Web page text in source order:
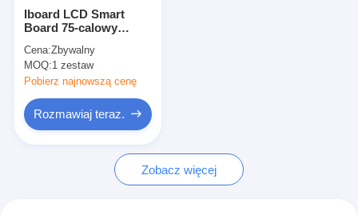
Iboard LCD Smart
Board 75-calowy
dotykowy do klas z
pakietem
oprogramowania
edukacyjnego
Cena:Zbywalny
MOQ:1 zestaw
Pobierz najnowszą cenę
Rozmawiaj teraz.
Zobacz więcej